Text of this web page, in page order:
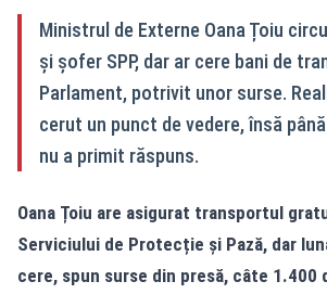
Ministrul de Externe Oana Țoiu
și șofer SPP, dar ar cere bani de
Parlament, potrivit unor surse.
cerut un punct de vedere, însă
nu a primit răspuns.
Oana Țoiu are asigurat transportul
Serviciului de Protecție și Pază, dar
cere, spun surse din presă, câte 1.400